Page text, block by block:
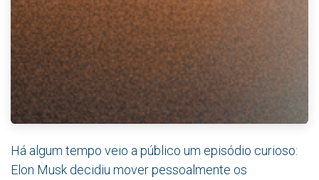
Há algum tempo veio a público um episódio curioso:
Elon Musk decidiu mover pessoalmente os